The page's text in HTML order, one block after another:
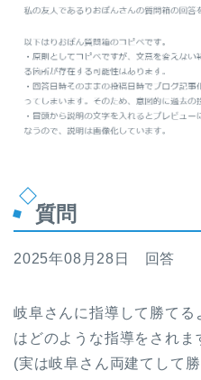
質問
2025年08月28日 回答
岐阜さんに指導して勝て
はどのような指導をされま
(実は岐阜さん両建てして